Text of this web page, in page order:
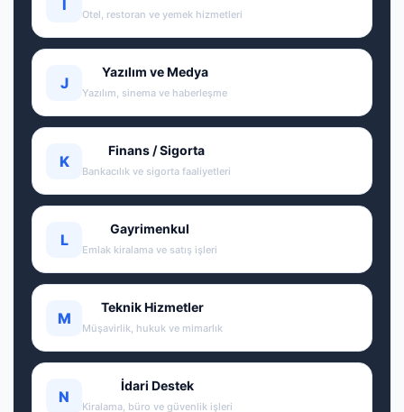
Otel, restoran ve yemek hizmetleri
J
Yazılım ve Medya
Yazılım, sinema ve haberleşme
K
Finans / Sigorta
Bankacılık ve sigorta faaliyetleri
L
Gayrimenkul
Emlak kiralama ve satış işleri
M
Teknik Hizmetler
Müşavirlik, hukuk ve mimarlık
N
İdari Destek
Kiralama, büro ve güvenlik işleri